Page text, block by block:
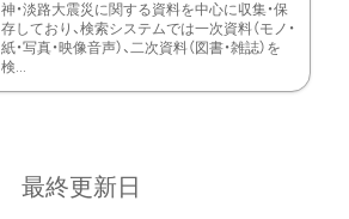
神・淡路大震災に関する資料を中心に収集・保
存しており、検索システムでは一次資料（モノ・
紙・写真・映像音声）、二次資料（図書・雑誌）を
検...
最終更新日